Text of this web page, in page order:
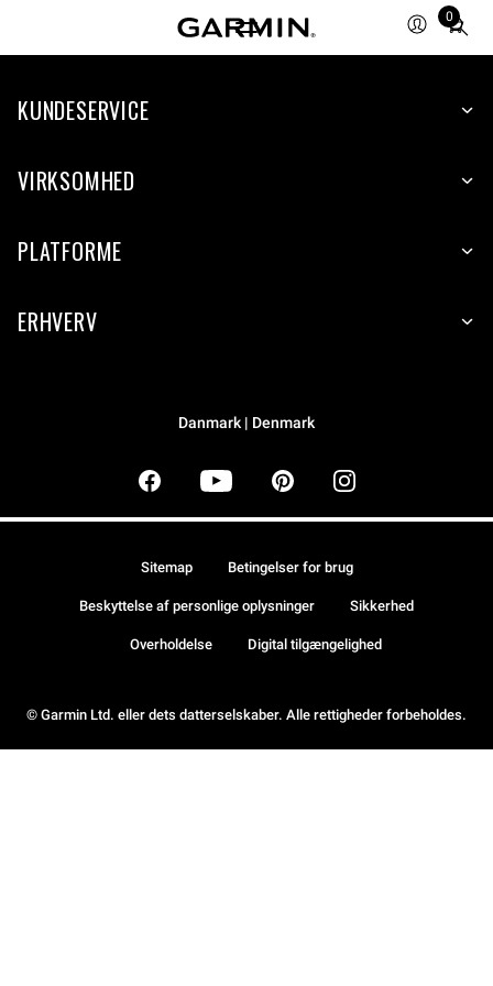
0
Total
items
cart:
KUNDESERVICE
VIRKSOMHED
PLATFORME
ERHVERV
Danmark | Denmark
© Garmin Ltd. eller dets datterselskaber. Alle rettigheder forbeholdes.
Sitemap Betingelser for brug
Beskyttelse af personlige oplysninger Sikkerhed
Overholdelse Digital tilgængelighed